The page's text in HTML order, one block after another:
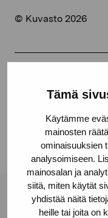
Tämä
Käytämme
mainosten
ominaisuuksien
analysoimiseen.
mainosalan ja
siitä, miten käytät
yhdistää näitä
heille tai joita on
© Kuvasto 2026
Linkedin
Pro